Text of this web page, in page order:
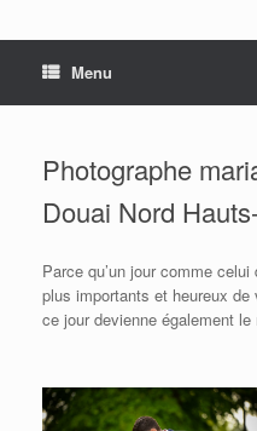
Menu
Photographe
Douai Nord
Parce qu’un jour comme
plus importants et heureux de
ce jour devienne également le